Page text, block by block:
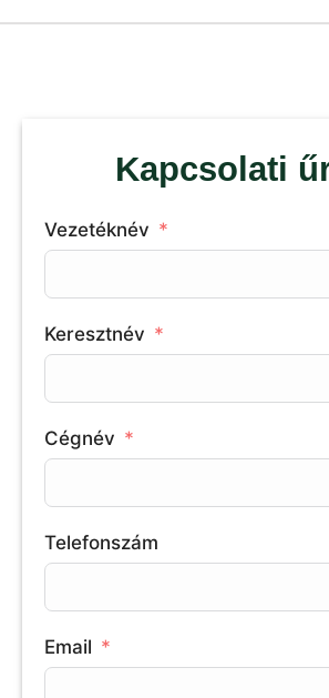
Kapcsolati
Vezetéknév
Keresztnév
Cégnév
Telefonszám
Email